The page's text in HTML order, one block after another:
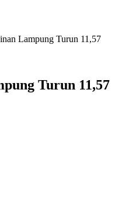
Lampung Turun 11,57
Turun 11,57